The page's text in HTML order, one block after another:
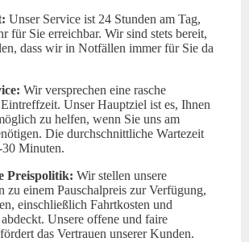
Unser Service ist 24 Stunden am Tag,
für Sie erreichbar. Wir sind stets bereit,
dass wir in Notfällen immer für Sie da
Wir versprechen eine rasche
Unser Hauptziel ist es, Ihnen
zu helfen, wenn Sie uns am
Die durchschnittliche Wartezeit
30 Minuten.
Preispolitik: Wir stellen unsere
zu einem Pauschalpreis zur Verfügung,
einschließlich Fahrtkosten und
Unsere offene und faire
das Vertrauen unserer Kunden.